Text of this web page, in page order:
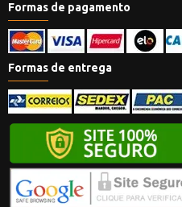
Formas de pagamento
Formas de entrega